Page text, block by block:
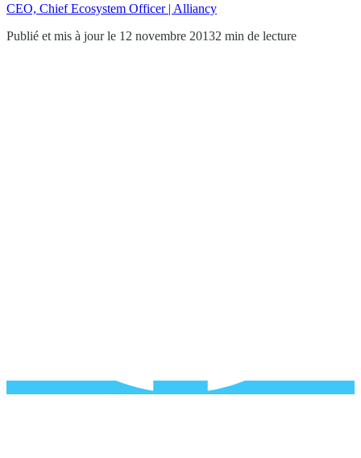
CEO, Chief Ecosystem Officer | Alliancy
Publié et mis à jour le 12 novembre 20132 min de lecture